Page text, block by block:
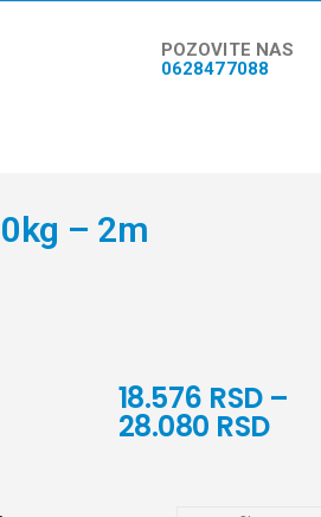
POZOVITE NAS
0628477088
– 2m
18.576 RSD–
28.080 RSD